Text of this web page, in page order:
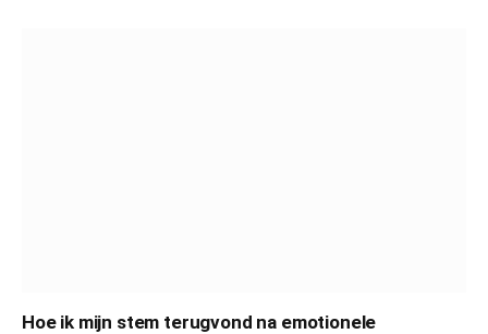
Hoe ik mijn stem terugvond na emotionele